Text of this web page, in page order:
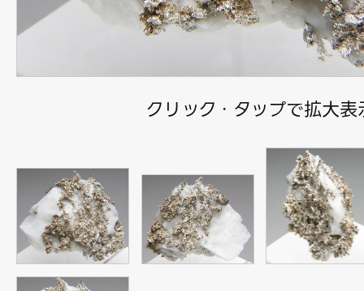
クリック・タップで拡大表